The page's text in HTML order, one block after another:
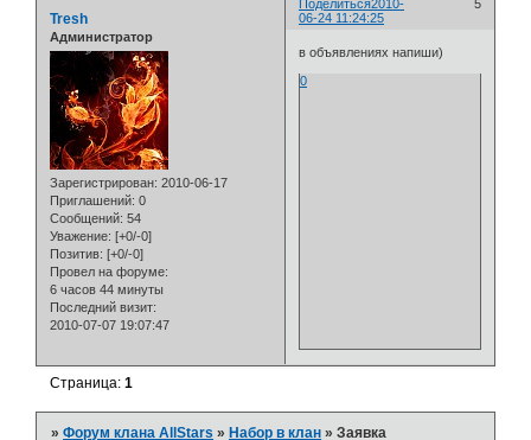
Поделиться 5
2010-
06-24 11:24:25
Tresh
Администратор
Зарегистрирован: 2010-06-17
Приглашений: 0
Сообщений: 54
Уважение: [+0/-0]
Позитив: [+0/-0]
Провел на форуме:
6 часов 44 минуты
Последний визит:
2010-07-07 19:07:47
в объявлениях напиши)
0
Страница:1
»Форум клана AllStars »Набор в клан »Заявка